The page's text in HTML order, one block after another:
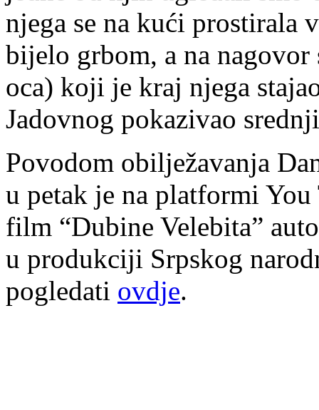
njega se na kući prostirala
bijelo grbom, a na
oca) koji je kraj njega
Jadovnog pokazivao
Povodom obilježavanja
u petak je na platformi
film “Dubine Velebita”
u produkciji Srpskog
pogledati ovdje.